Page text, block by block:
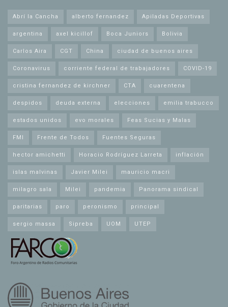
Abrí la Cancha alberto fernandez Apiladas Deportivas
argentina axel kicillof Boca Juniors Bolivia
Carlos Aira CGT China ciudad de buenos aires
Coronavirus corriente federal de trabajadores COVID-19
cristina fernandez de kirchner CTA cuarentena
despidos deuda externa elecciones emilia trabucco
estados unidos evo morales Feas Sucias y Malas
FMI Frente de Todos Fuentes Seguras
hector amichetti Horacio Rodríguez Larreta inflación
islas malvinas Javier Milei mauricio macri
milagro sala Milei pandemia Panorama sindical
paritarias paro peronismo principal
sergio massa Sipreba UOM UTEP